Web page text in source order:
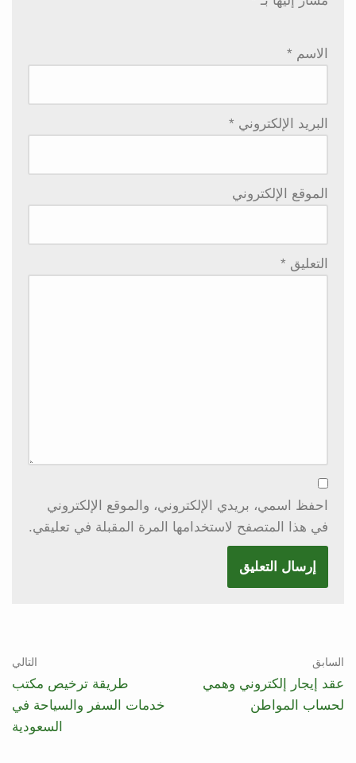
الاسم *
البريد الإلكتروني *
الموقع الإلكتروني
التعليق *
احفظ اسمي، بريدي الإلكتروني، والموقع الإلكتروني
في هذا المتصفح لاستخدامها المرة المقبلة في تعليقي.
السابق
عقد إيجار إلكتروني وهمي
لحساب المواطن
التالي
طريقة ترخيص مكتب
خدمات السفر والسياحة في
السعودية